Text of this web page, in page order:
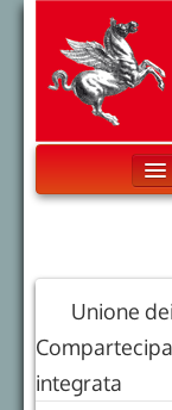
Home
Unione
integrata